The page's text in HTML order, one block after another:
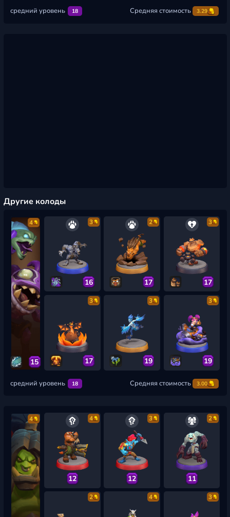
средний уровень 18 Средняя стоимость 3.29
Другие колоды
4
15
3
16
2
17
3
17
3
17
3
19
3
19
средний уровень 18 Средняя стоимость 3.00
4 4
12
3
12
2
11
2 4 3